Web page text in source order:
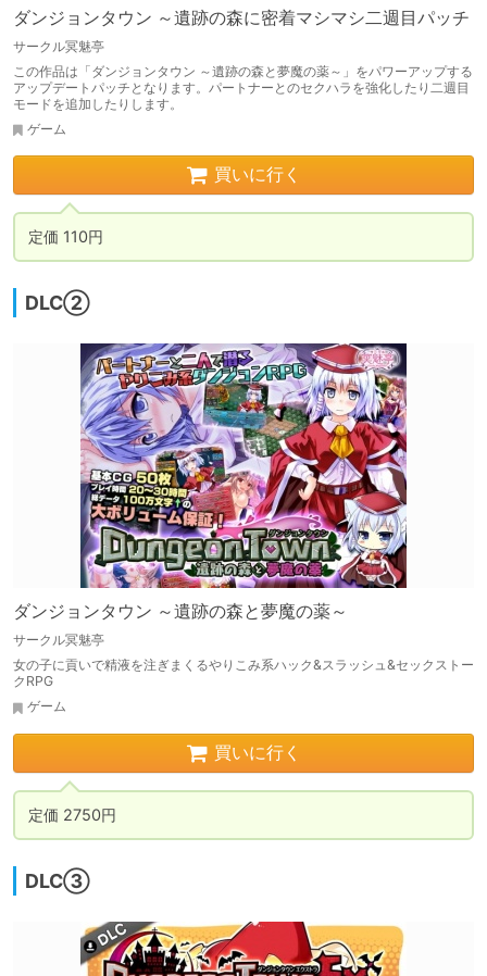
ダンジョンタウン ～遺跡の森に密着マシマシ二週目パッチ
サークル冥魅亭
この作品は「ダンジョンタウン ～遺跡の森と夢魔の薬～」をパワーアップする
アップデートパッチとなります。パートナーとのセクハラを強化したり二週目
モードを追加したりします。
ゲーム
買いに行く
定価 110円
DLC②
ダンジョンタウン ～遺跡の森と夢魔の薬～
サークル冥魅亭
女の子に貢いで精液を注ぎまくるやりこみ系ハック&スラッシュ&セックストー
クRPG
ゲーム
買いに行く
定価 2750円
DLC③